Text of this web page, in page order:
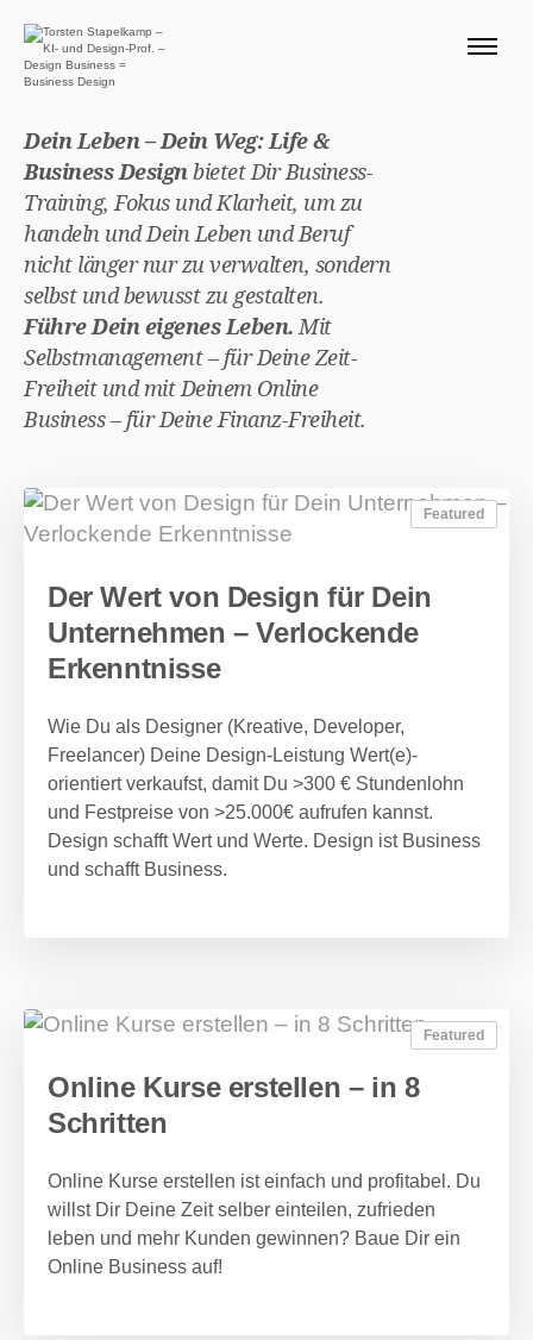
BLOG
SERVICE DESIGN THINKING
0 EURO ANGEBOTE 🎁
PRODUKTE
Suchen nach:
Dein Leben – Dein Weg: Life &
Business Designbietet Dir Business-
Training, Fokus und Klarheit, um zu
handeln und Dein Leben und Beruf
nicht länger nur zu verwalten, sondern
selbst und bewusst zu gestalten.
Führe Dein eigenes Leben.Mit
Selbstmanagement – für Deine Zeit-
Freiheit und mit Deinem Online
Business – für Deine Finanz-Freiheit.
Featured
Der Wert von Design für Dein
Unternehmen – Verlockende
Erkenntnisse
Wie Du als Designer (Kreative, Developer,
Freelancer) Deine Design-Leistung Wert(e)-
orientiert verkaufst, damit Du >300 € Stundenlohn
und Festpreise von >25.000€ aufrufen kannst.
Design schafft Wert und Werte. Design ist Business
und schafft Business.
Featured
Online Kurse erstellen – in 8
Schritten
Online Kurse erstellen ist einfach und profitabel. Du
willst Dir Deine Zeit selber einteilen, zufrieden
leben und mehr Kunden gewinnen? Baue Dir ein
Online Business auf!